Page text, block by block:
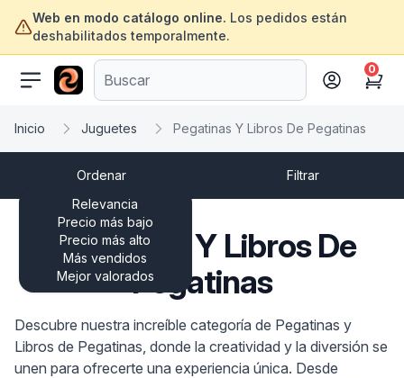
Web en modo catálogo online. Los pedidos están
deshabilitados temporalmente.
ofertasinformatica.com
Cart
0
Inicio Juguetes Pegatinas Y Libros De Pegatinas
Ordenar
Relevancia
Precio más bajo
Precio más alto
Más vendidos
Mejor valorados
Filtrar
Pegatinas Y Libros De
Pegatinas
Descubre nuestra increíble categoría de Pegatinas y
Libros de Pegatinas, donde la creatividad y la diversión se
unen para ofrecerte una experiencia única. Desde